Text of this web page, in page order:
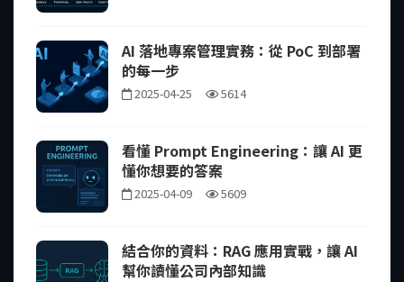
AI 落地專案管理實務：從 PoC 到部署
的每一步
2025-04-25 5614
看懂 Prompt Engineering：讓 AI 更
懂你想要的答案
2025-04-09 5609
結合你的資料：RAG 應用實戰，讓 AI
幫你讀懂公司內部知識